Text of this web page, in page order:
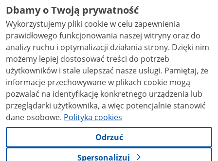
audio i wideo, są udostępniane na licencji typu
Creative Commons: uznanie autorstwa użycie
niekomercyjne - bez utworów zależnych 4.0 (CC BY-
NC-ND 4.0), o ile nie jest to stwierdzone inaczej.
Dbamy o Twoją prywatność
Wykorzystujemy pliki cookie w celu zapewnienia
prawidłowego funkcjonowania naszej witryny oraz do
analizy ruchu i optymalizacji działania strony. Dzięki nim
możemy lepiej dostosować treści do potrzeb
użytkowników i stale ulepszać nasze usługi. Pamiętaj, że
informacje przechowywane w plikach cookie mogą
pozwalać na identyfikację konkretnego urządzenia lub
przeglądarki użytkownika, a więc potencjalnie stanowić
dane osobowe. Polityka cookies
Odrzuć
Spersonalizuj